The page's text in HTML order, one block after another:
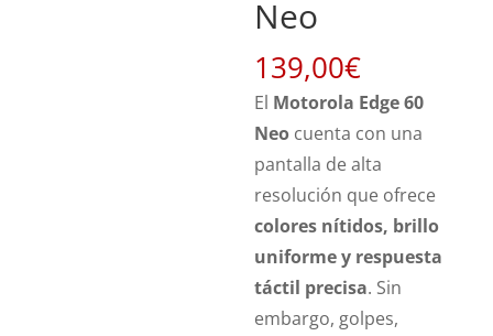
Neo
139,00€
El Motorola Edge 60
Neo cuenta con una
pantalla de alta
resolución que ofrece
colores nítidos, brillo
uniforme y respuesta
táctil precisa. Sin
embargo, golpes,